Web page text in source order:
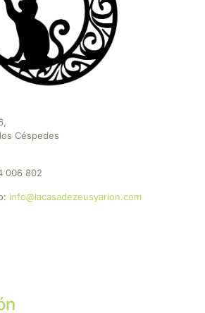
Céspedes
006 802
info@lacasadezeusyarion.com